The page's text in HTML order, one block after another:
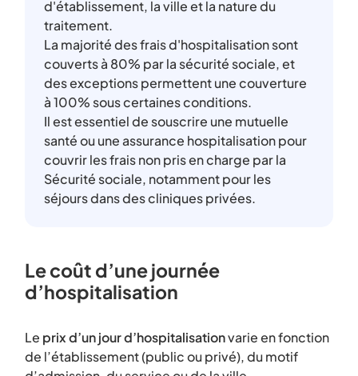
d'établissement, la ville et la nature du
traitement.
La majorité des frais d'hospitalisation sont
couverts à 80% par la sécurité sociale, et
des exceptions permettent une couverture
à 100% sous certaines conditions.
Il est essentiel de souscrire une mutuelle
santé ou une assurance hospitalisation pour
couvrir les frais non pris en charge par la
Sécurité sociale, notamment pour les
séjours dans des cliniques privées.
Le coût d’une journée
d’hospitalisation
Le prix d’un jour d’hospitalisationvarie en fonction
de l’établissement (public ou privé), du motif